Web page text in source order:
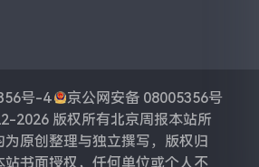
号-4
京公网安备 08005356号
2026 版权所有北京周报本站所
原创整理与独立撰写，版权归
站书面授权，任何单位或个人不